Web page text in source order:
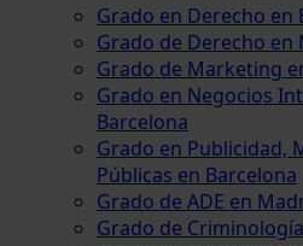
Grado en Derecho en
Grado de Derecho en
Grado de Marketing
Grado en Negocios
Barcelona
Grado en Publicidad,
Públicas en Barcelona
Grado de ADE en
Grado de